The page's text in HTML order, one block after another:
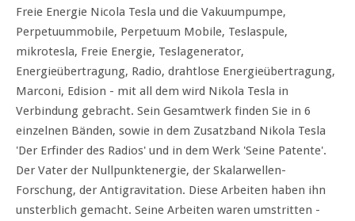
Freie Energie Nicola Tesla und die Vakuumpumpe,
Perpetuummobile, Perpetuum Mobile, Teslaspule,
mikrotesla, Freie Energie, Teslagenerator,
Energieübertragung, Radio, drahtlose Energieübertragung,
Marconi, Edision - mit all dem wird Nikola Tesla in
Verbindung gebracht. Sein Gesamtwerk finden Sie in 6
einzelnen Bänden, sowie in dem Zusatzband Nikola Tesla
'Der Erfinder des Radios' und in dem Werk 'Seine Patente'.
Der Vater der Nullpunktenergie, der Skalarwellen-
Forschung, der Antigravitation. Diese Arbeiten haben ihn
unsterblich gemacht. Seine Arbeiten waren umstritten -